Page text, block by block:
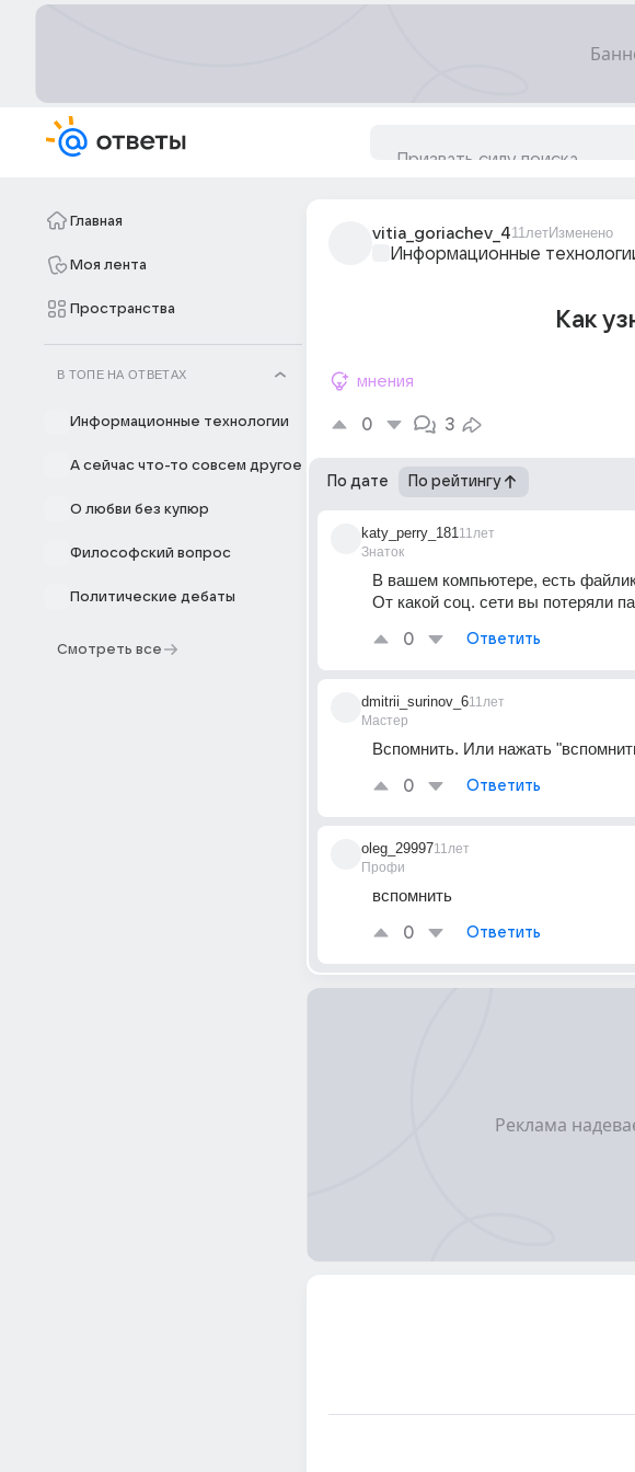
Главная
Моя лента
Пространства
В ТОПЕ НА ОТВЕТАХ
Информационные технологии
А сейчас что-то совсем другое
О любви без купюр
Философский вопрос
Политические дебаты
Смотреть все
vitia_goriachev_411летИзменено
Информационные
Как
мнения
0 3
По дате По рейтингу
katy_perry_181
Знаток
11лет
В вашем компьютере, есть
От какой соц. сети вы потеряли
0 Ответить
dmitrii_surinov_6
Мастер
11лет
Вспомнить. Или нажать
0 Ответить
oleg_29997
Профи
11лет
вспомнить
0 Ответить